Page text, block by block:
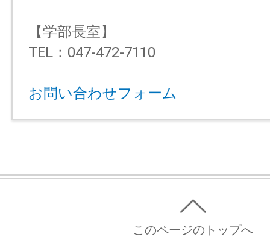
【学部長室】
TEL：047-472-7110
お問い合わせフォーム
このページのトップへ